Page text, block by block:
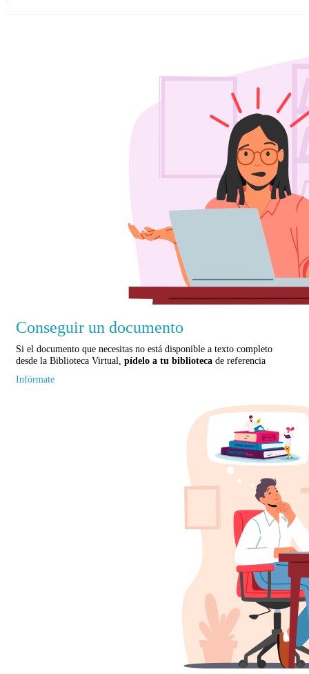
Conseguir un documento
Si el documento que necesitas no está disponible a texto completo
desde la Biblioteca Virtual, pídelo a tu biblioteca de referencia
Infórmate